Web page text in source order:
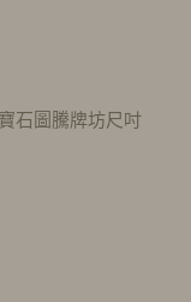
石圖騰牌坊尺吋